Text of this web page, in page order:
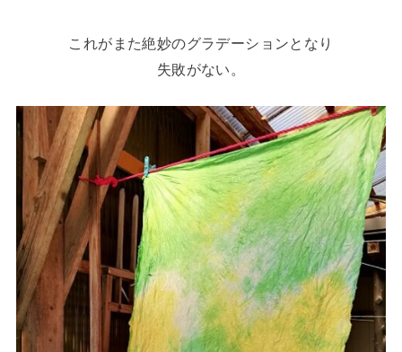
これがまた絶妙のグラデーションとなり
失敗がない。